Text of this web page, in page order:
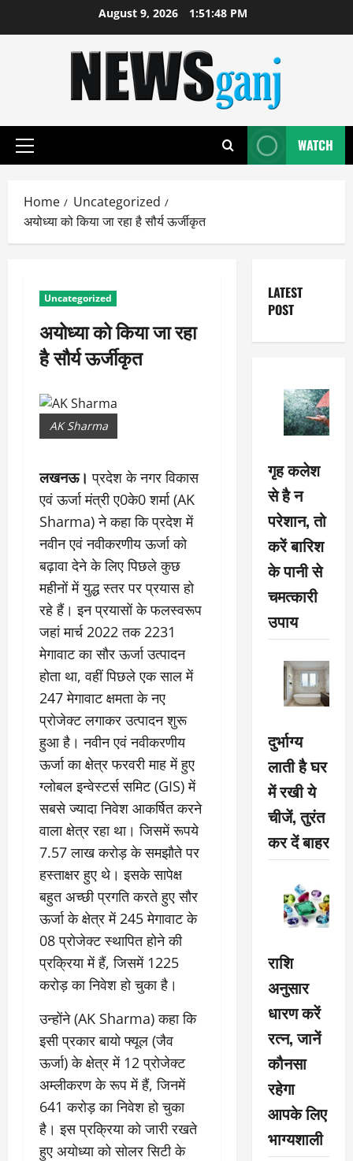
August 9, 2026 1:51:49 PM
Primary
WATCH
Home
Uncategorized
अयोध्या को किया जा रहा है सौर्य ऊर्जीकृत
Uncategorized
अयोध्या को किया जा रहा
है सौर्य ऊर्जीकृत
AK Sharma
लखनऊ। प्रदेश के नगर विकास
एवं ऊर्जा मंत्री ए0के0 शर्मा (AK
Sharma) ने कहा कि प्रदेश में
नवीन एवं नवीकरणीय ऊर्जा को
बढ़ावा देने के लिए पिछले कुछ
महीनों में युद्ध स्तर पर प्रयास हो
रहे हैं। इन प्रयासों के फलस्वरूप
जहां मार्च 2022 तक 2231
मेगावाट का सौर ऊर्जा उत्पादन
होता था, वहीं पिछले एक साल में
247 मेगावाट क्षमता के नए
प्रोजेक्ट लगाकर उत्पादन शुरू
हुआ है। नवीन एवं नवीकरणीय
ऊर्जा का क्षेत्र फरवरी माह में हुए
ग्लोबल इन्वेस्टर्स समिट (GIS) में
सबसे ज्यादा निवेश आकर्षित करने
वाला क्षेत्र रहा था। जिसमें रूपये
7.57 लाख करोड़ के समझौते पर
हस्ताक्षर हुए थे। इसके सापेक्ष
बहुत अच्छी प्रगति करते हुए सौर
ऊर्जा के क्षेत्र में 245 मेगावाट के
08 प्रोजेक्ट स्थापित होने की
प्रक्रिया में हैं, जिसमें 1225
करोड़ का निवेश हो चुका है।
उन्होंने (AK Sharma) कहा कि
इसी प्रकार बायो फ्यूल (जैव
ऊर्जा) के क्षेत्र में 12 प्रोजेक्ट
अम्लीकरण के रूप में हैं, जिनमें
641 करोड़ का निवेश हो चुका
है। इस प्रक्रिया को जारी रखते
हुए अयोध्या को सोलर सिटी के
LATEST
POST
गृह कलेश
से है न
परेशान, तो
करें बारिश
के पानी से
चमत्कारी
उपाय
दुर्भाग्य
लाती है घर
में रखी ये
चीजें, तुरंत
कर दें बाहर
राशि
अनुसार
धारण करें
रत्न, जानें
कौनसा
रहेगा
आपके लिए
भाग्यशाली